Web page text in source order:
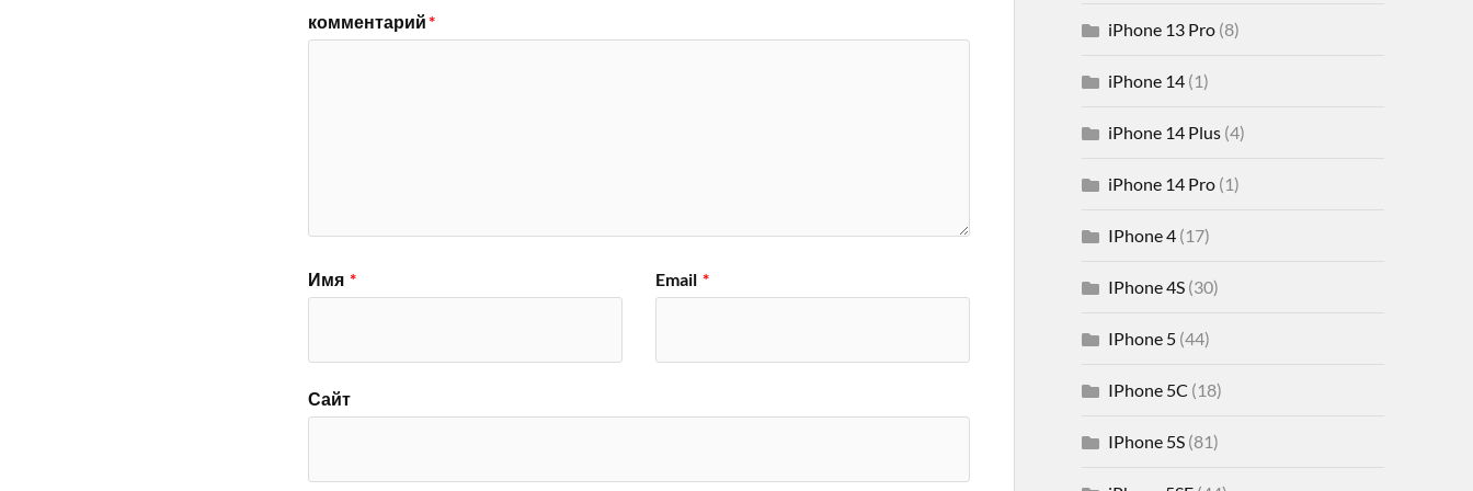
комментарий*
Имя * Email *
Сайт
iPhone 13 Pro(8)
iPhone 14(1)
iPhone 14 Plus(4)
iPhone 14 Pro(1)
IPhone 4(17)
IPhone 4S(30)
IPhone 5(44)
IPhone 5C (18)
IPhone 5S(81)